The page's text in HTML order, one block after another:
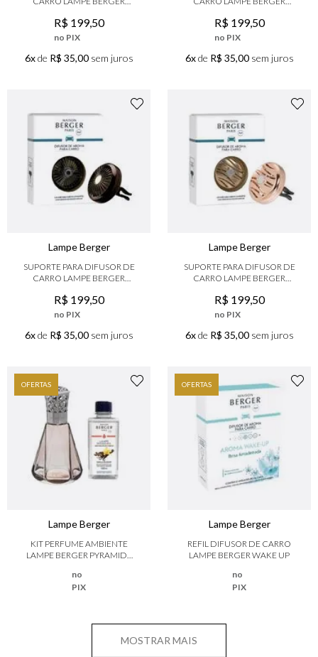
R$ 199,50
no PIX
6xde R$ 35,00sem juros
R$ 199,50
no PIX
6xde R$ 35,00sem juros
Lampe Berger
SUPORTE PARA DIFUSOR DE
CARRO LAMPE BERGER
R$ 199,50
no PIX
6xde R$ 35,00sem juros
Lampe Berger
SUPORTE PARA DIFUSOR DE
CARRO LAMPE BERGER
R$ 199,50
no PIX
6xde R$ 35,00sem juros
OFERTAS
Lampe Berger
KIT PERFUME AMBIENTE
LAMPE BERGER PYRAMIDE
no
PIX
OFERTAS
Lampe Berger
REFIL DIFUSOR DE CARRO
LAMPE BERGER WAKE UP
no
PIX
MOSTRAR MAIS